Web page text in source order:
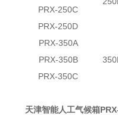
PRX-250C
PRX-250D
PRX-350A
350L
PRX-350B
PRX-350C
天津智能人工气候箱